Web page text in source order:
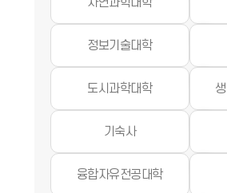
정보기술대학
도시과학대학
기숙사
융합자유전공대학